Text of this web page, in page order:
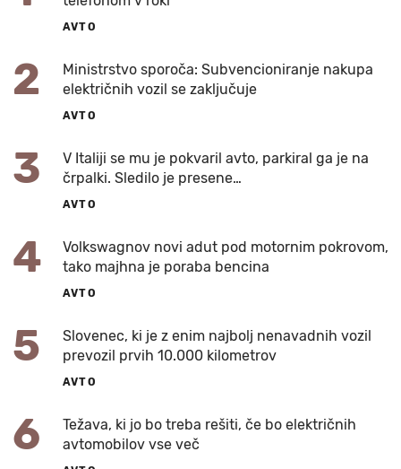
AVTO
2
Ministrstvo sporoča: Subvencioniranje nakupa
električnih vozil se zaključuje
AVTO
3
V Italiji se mu je pokvaril avto, parkiral ga je na
črpalki. Sledilo je presene…
AVTO
4
Volkswagnov novi adut pod motornim pokrovom,
tako majhna je poraba bencina
AVTO
5
Slovenec, ki je z enim najbolj nenavadnih vozil
prevozil prvih 10.000 kilometrov
AVTO
6
Težava, ki jo bo treba rešiti, če bo električnih
avtomobilov vse več